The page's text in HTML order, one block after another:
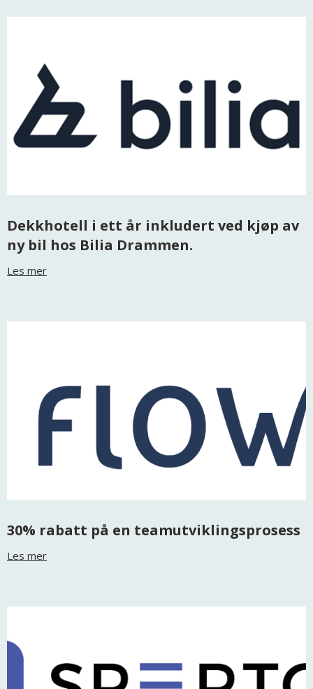
Dekkhotell i ett år inkludert ved kjøp av
ny bil hos Bilia Drammen.
Les mer
30% rabatt på en teamutviklingsprosess
Les mer